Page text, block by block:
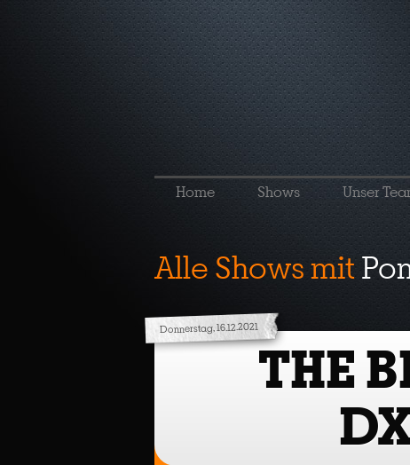
Home Shows Unser
Alle Shows mit
Donnerstag, 16.12.2021
THE